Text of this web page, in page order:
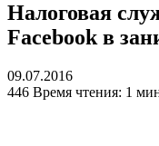
Налоговая
Facebook в
09.07.2016
446 Время чтения: 1